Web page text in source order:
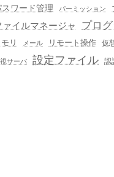
スワード管理 パーミッション
ァイルマネージャ プロ
モリ メール リモート操作 仮
サーバ 設定ファイル 認